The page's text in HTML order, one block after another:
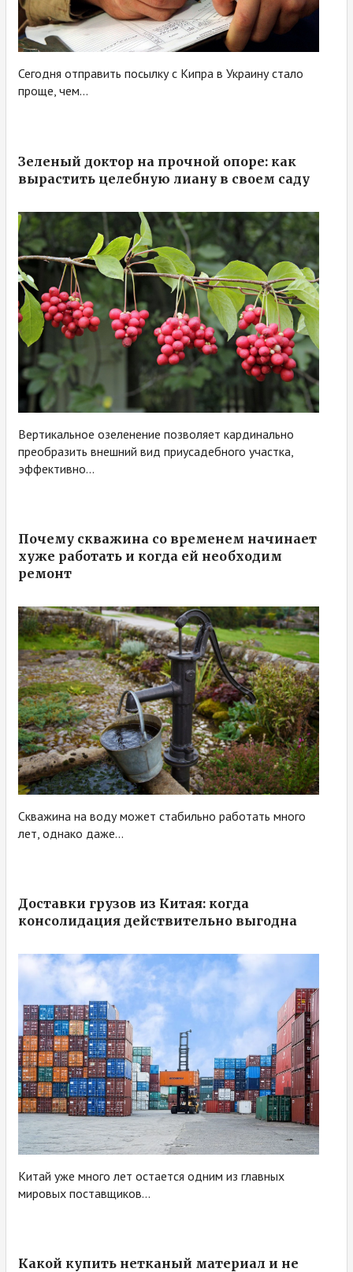
Сегодня отправить посылку с Кипра в Украину стало
проще, чем...
Зеленый доктор на прочной опоре: как
вырастить целебную лиану в своем саду
Вертикальное озеленение позволяет кардинально
преобразить внешний вид приусадебного участка,
эффективно...
Почему скважина со временем начинает
хуже работать и когда ей необходим
ремонт
Скважина на воду может стабильно работать много
лет, однако даже...
Доставки грузов из Китая: когда
консолидация действительно выгодна
Китай уже много лет остается одним из главных
мировых поставщиков...
Какой купить нетканый материал и не